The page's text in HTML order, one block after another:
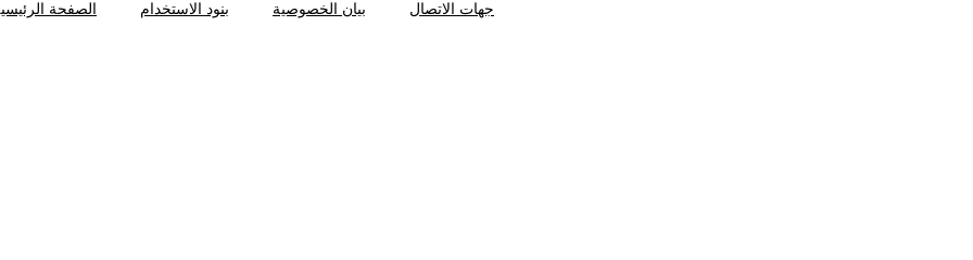
الصفحة بنود الاستخدام بيان الخصوصية جهات الاتصال